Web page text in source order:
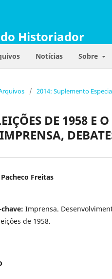
Historiador
Notícias Sobre
/ 2014: Suplemento
DE 1958 E
Freitas
Imprensa.
de 1958.